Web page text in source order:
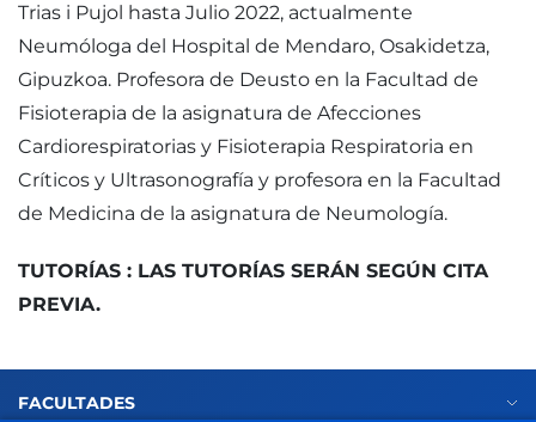
Trias i Pujol hasta Julio 2022, actualmente
Neumóloga del Hospital de Mendaro, Osakidetza,
Gipuzkoa. Profesora de Deusto en la Facultad de
Fisioterapia de la asignatura de Afecciones
Cardiorespiratorias y Fisioterapia Respiratoria en
Críticos y Ultrasonografía y profesora en la Facultad
de Medicina de la asignatura de Neumología.
TUTORÍAS : LAS TUTORÍAS SERÁN SEGÚN CITA
PREVIA.
FACULTADES